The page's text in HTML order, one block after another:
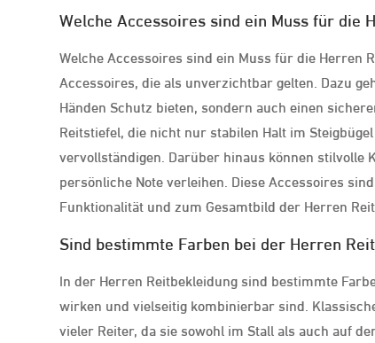
Welche Accessoires sind ein Muss für die
Welche Accessoires sind ein Muss für die Herren
Accessoires, die als unverzichtbar gelten. Dazu
Händen Schutz bieten, sondern auch einen
Reitstiefel, die nicht nur stabilen Halt im
vervollständigen. Darüber hinaus können stilvolle
persönliche Note verleihen. Diese Accessoires
Funktionalität und zum Gesamtbild der Herren
Sind bestimmte Farben bei der Herren
In der Herren Reitbekleidung sind bestimmte
wirken und vielseitig kombinierbar sind.
vieler Reiter, da sie sowohl im Stall als auch auf